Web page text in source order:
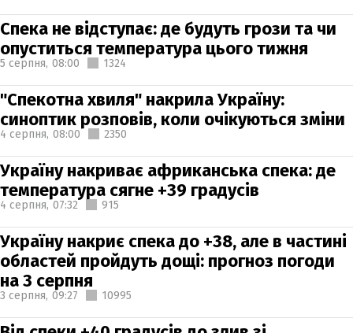
Спека не відступає: де будуть грози та чи
опуститься температура цього тижня
5 серпня, 08:00 1324
"Спекотна хвиля" накрила Україну:
синоптик розповів, коли очікуються зміни
4 серпня, 08:00 2350
Україну накриває африканська спека: де
температура сягне +39 градусів
4 серпня, 07:32 915
Україну накриє спека до +38, але в частині
областей пройдуть дощі: прогноз погоди
на 3 серпня
3 серпня, 09:27 10995